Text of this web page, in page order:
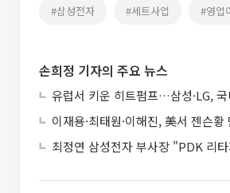
#삼성전자 #세트사업 #영업
손희정 기자의 주요 뉴스
유럽서 키운 히트펌프…삼성·LG, 국
이재용·최태원·이해진, 美서 젠슨
최정연 삼성전자 부사장 "PDK 리